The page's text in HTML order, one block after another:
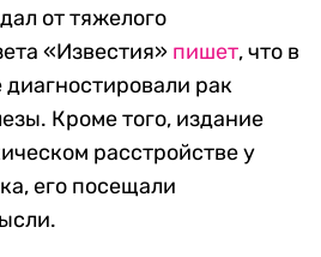
от тяжелого
«Известия» пишет, что в
рак
Кроме того, издание
расстройстве у
его посещали